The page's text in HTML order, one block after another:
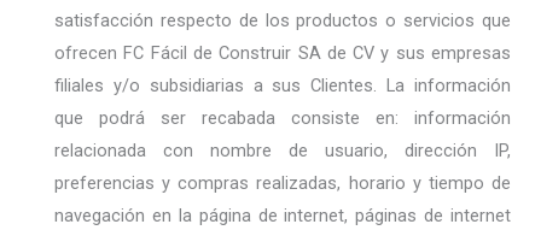
satisfacción respecto de los productos o servicios que
ofrecen FC Fácil de Construir SA de CV y sus empresas
filiales y/o subsidiarias a sus Clientes. La información
que podrá ser recabada consiste en: información
relacionada con nombre de usuario, dirección IP,
preferencias y compras realizadas, horario y tiempo de
navegación en la página de internet, páginas de internet